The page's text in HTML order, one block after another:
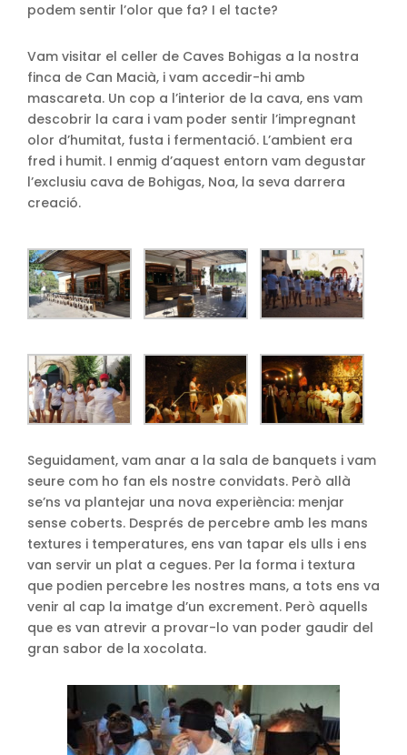
podem sentir l’olor que fa? I el tacte?
Vam visitar el celler de Caves Bohigas a la nostra
finca de Can Macià, i vam accedir-hi amb
mascareta. Un cop a l’interior de la cava, ens vam
descobrir la cara i vam poder sentir l’impregnant
olor d’humitat, fusta i fermentació. L’ambient era
fred i humit. I enmig d’aquest entorn vam degustar
l’exclusiu cava de Bohigas, Noa, la seva darrera
creació.
Seguidament, vam anar a la sala de banquets i vam
seure com ho fan els nostre convidats. Però allà
se’ns va plantejar una nova experiència: menjar
sense coberts. Després de percebre amb les mans
textures i temperatures, ens van tapar els ulls i ens
van servir un plat a cegues. Per la forma i textura
que podien percebre les nostres mans, a tots ens va
venir al cap la imatge d’un excrement. Però aquells
que es van atrevir a provar-lo van poder gaudir del
gran sabor de la xocolata.